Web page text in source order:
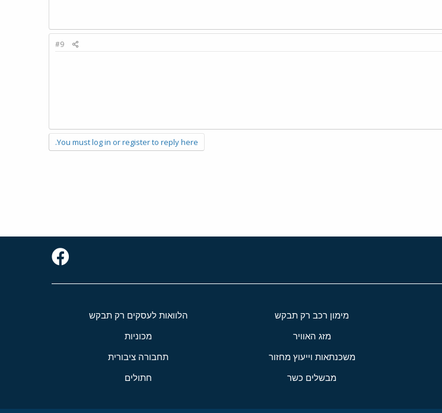
#9
You must log in or register to reply here.
מימון רכב רק תבקש הלוואות לעסקים רק תבקש
מזג האוויר מכוניות
משכנתאות וייעוץ מחזור תחבורה ציבורית
מבשלים כשר חתולים